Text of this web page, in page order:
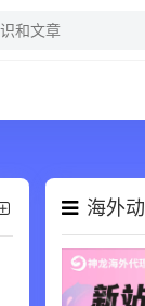
海外